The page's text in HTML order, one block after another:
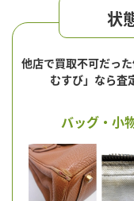
状
他店で買取不可だっ
むすび」なら査
バッグ・小